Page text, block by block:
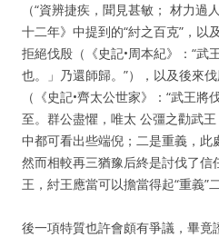
（“資辨捷疾，聞見甚敏； 材力過
十二年》中提到的“紂之百克”，以
拒絕伐殷（《史記•周本紀》：“武
也。」乃還師歸。”），以及後來
（《史記•齊太公世家》：“武王
至。群公盡懼，唯太 公彊之勸武
中都可看出些端倪；二是重義，此
然而相較再三猶豫后終是討伐了
王，紂王應當可以擔當得起“重義”二
後一項特質也許會頗有爭議，畢竟